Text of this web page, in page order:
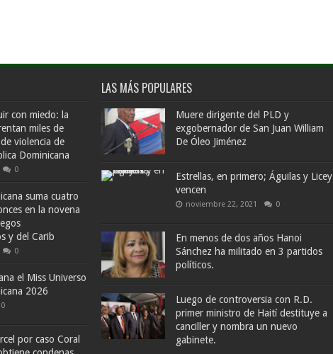
con miedo: la
miles de
violencia de
Dominicana
0
suma cuatro
en la novena
y del Carib
0
el Miss Universo
2026
0
por caso Coral
LAS MÁS POPULARES
Muere dirigente del PLD y
exgobernador de San Juan William
De Óleo Jiménez
Estrellas, en primero; Águilas y Licey
vencen
noviembre 22, 2021 0
En menos de dos años Hanoi
Sánchez ha militado en 3 partidos
políticos.
Luego de controversia con R.D.
primer ministro de Haití destituye a
canciller y nombra un nuevo
gabinete.